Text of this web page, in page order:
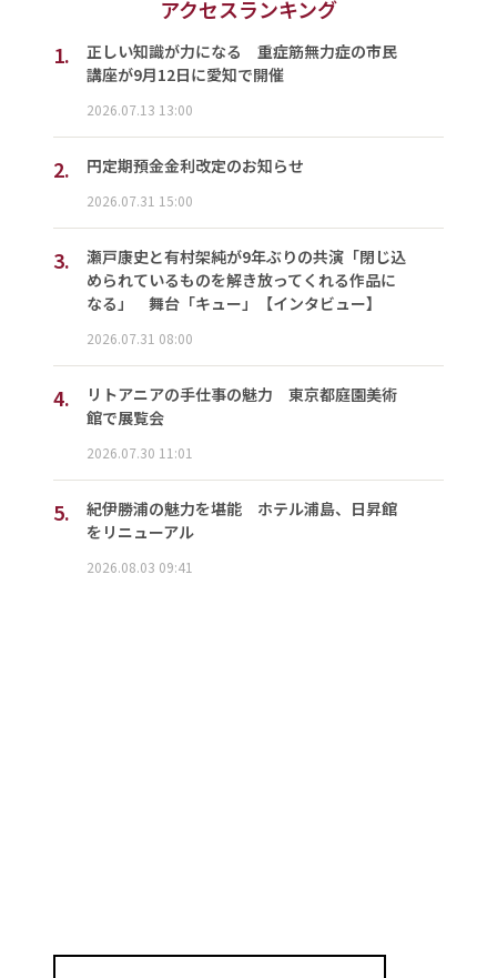
アクセスランキング
1.
正しい知識が力になる 重症筋無力症の市民
講座が9月12日に愛知で開催
2026.07.13 13:00
2. 円定期預金金利改定のお知らせ
2026.07.31 15:00
3.
瀬戸康史と有村架純が9年ぶりの共演「閉じ込
められているものを解き放ってくれる作品に
なる」 舞台「キュー」【インタビュー】
2026.07.31 08:00
4.
リトアニアの手仕事の魅力 東京都庭園美術
館で展覧会
2026.07.30 11:01
5.
紀伊勝浦の魅力を堪能 ホテル浦島、日昇館
をリニューアル
2026.08.03 09:41